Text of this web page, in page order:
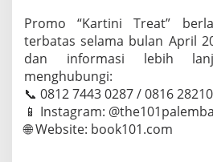
Promo “Kartini Treat”
terbatas selama bulan April
dan informasi lebih
menghubungi:
📞 0812 7443 0287 / 0816
📱 Instagram:
🌐 Website: book101.com